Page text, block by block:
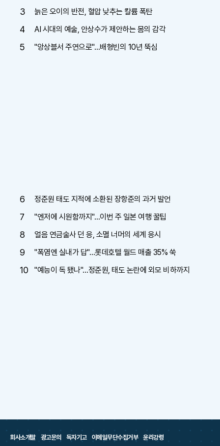
3 늙은 오이의 반전, 혈압 낮추는 칼륨 폭탄
4 AI 시대의 예술, 안상수가 제안하는 몸의 감각
5 "앙상블서 주연으로"…배형빈의 10년 뚝심
6 정준원 태도 지적에 소환된 장항준의 과거 발언
7 "엔저에 시원함까지"…이번 주 일본 여행 꿀팁
8 얼음 연금술사 던 응, 소멸 너머의 세계 응시
9 "폭염엔 실내가 답"…롯데호텔 월드 매출 35% 쑥
10 "예능이 독 됐나"…정준원, 태도 논란에 외모 비하까지
회사소개말 광고문의 독자기고 이메일무단수집거부 윤리강령